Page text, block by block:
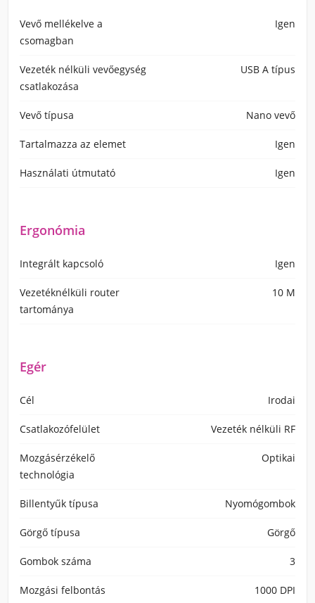
Vevő mellékelve a
csomagban
Igen
Vezeték nélküli vevőegység
csatlakozása
USB A típus
Vevő típusa Nano vevő
Tartalmazza az elemet Igen
Használati útmutató Igen
Ergonómia
Integrált kapcsoló Igen
Vezetéknélküli router
tartománya
10 M
Egér
Cél Irodai
Csatlakozófelület Vezeték nélküli RF
Mozgásérzékelő
technológia
Optikai
Billentyűk típusa Nyomógombok
Görgő típusa Görgő
Gombok száma 3
Mozgási felbontás 1000 DPI